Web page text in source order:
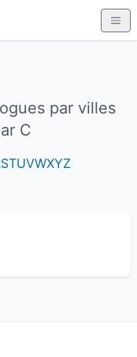
par villes
C
STUVWXYZ